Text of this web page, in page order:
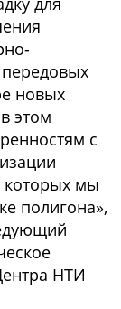
передовых
новых
этом
с
которых мы
полигона»,
НТИ